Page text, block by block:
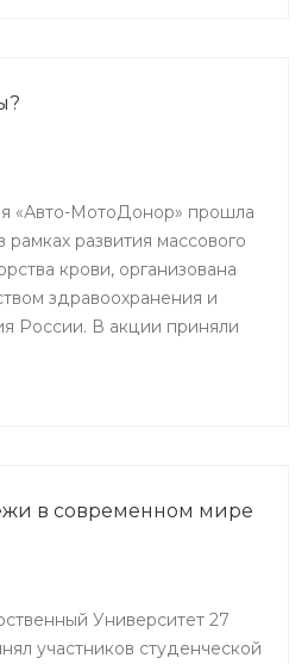
«Авто-МотоДонор» прошла
рамках развития массового
крови, организована
здравоохранения и
России. В акции приняли
в современном мире
Университет 27
участников студенческой